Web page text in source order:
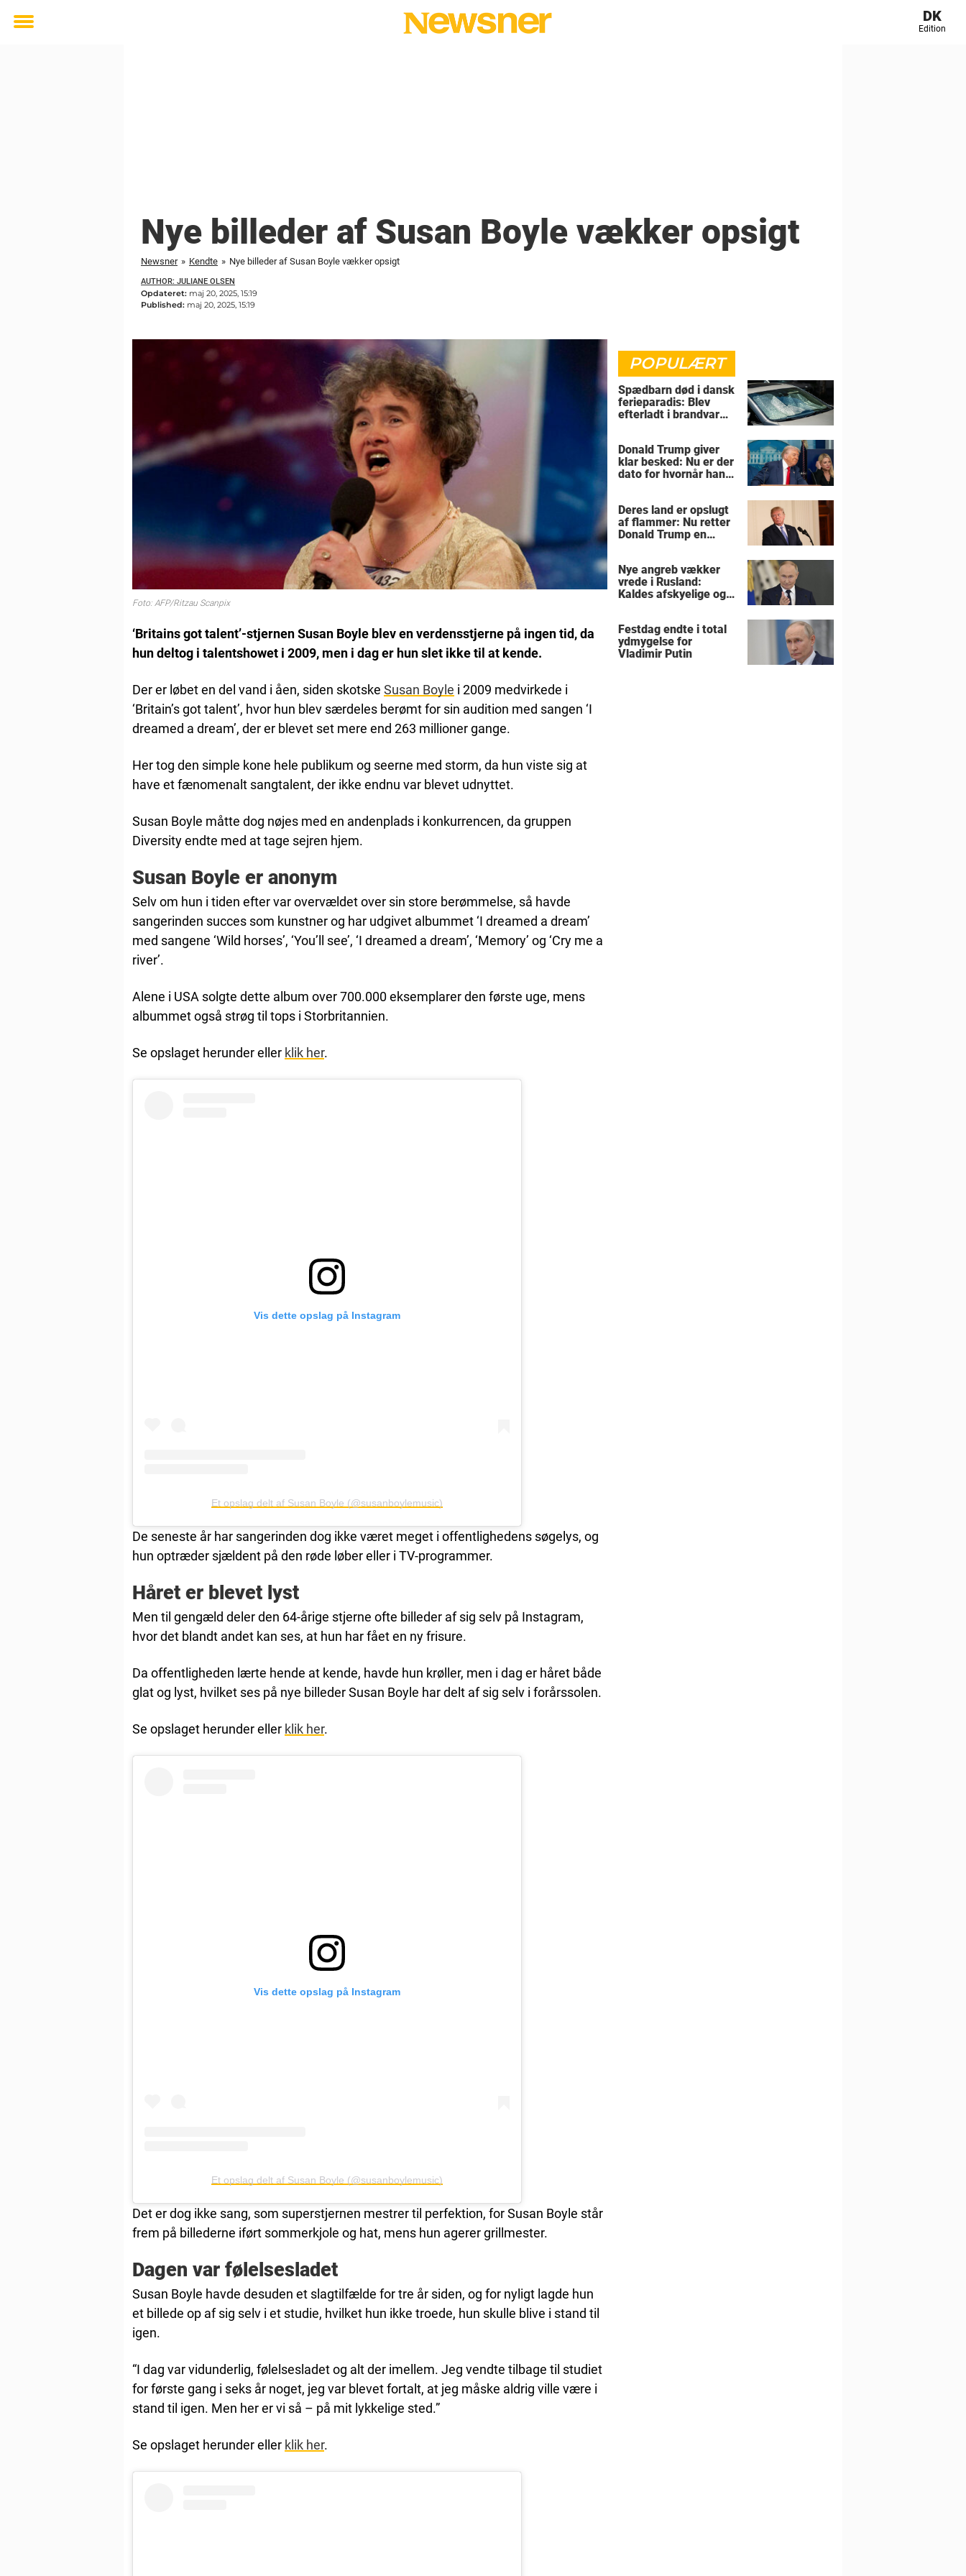
Toggle
DK
Edition
Nye billeder af Susan Boyle vækker opsigt
Newsner » Kendte » Nye billeder af Susan Boyle vækker opsigt
AUTHOR: JULIANE OLSEN
Opdateret: maj 20, 2025, 15:19
Published: maj 20, 2025, 15:19
Foto: AFP/Ritzau Scanpix
‘Britains got talent’-stjernen Susan Boyle blev en verdensstjerne på ingen tid, da
hun deltog i talentshowet i 2009, men i dag er hun slet ikke til at kende.
Der er løbet en del vand i åen, siden skotske Susan Boyle i 2009 medvirkede i
‘Britain’s got talent’, hvor hun blev særdeles berømt for sin audition med sangen ‘I
dreamed a dream’, der er blevet set mere end 263 millioner gange.
Her tog den simple kone hele publikum og seerne med storm, da hun viste sig at
have et fænomenalt sangtalent, der ikke endnu var blevet udnyttet.
Susan Boyle måtte dog nøjes med en andenplads i konkurrencen, da gruppen
Diversity endte med at tage sejren hjem.
Susan Boyle er anonym
Selv om hun i tiden efter var overvældet over sin store berømmelse, så havde
sangerinden succes som kunstner og har udgivet albummet ‘I dreamed a dream’
med sangene ‘Wild horses’, ‘You’ll see’, ‘I dreamed a dream’, ‘Memory’ og ‘Cry me a
river’.
Alene i USA solgte dette album over 700.000 eksemplarer den første uge, mens
albummet også strøg til tops i Storbritannien.
Se opslaget herunder eller klik her.
Vis dette opslag på Instagram
Et opslag delt af Susan Boyle (@susanboylemusic)
De seneste år har sangerinden dog ikke været meget i offentlighedens søgelys, og
hun optræder sjældent på den røde løber eller i TV-programmer.
Håret er blevet lyst
Men til gengæld deler den 64-årige stjerne ofte billeder af sig selv på Instagram,
hvor det blandt andet kan ses, at hun har fået en ny frisure.
Da offentligheden lærte hende at kende, havde hun krøller, men i dag er håret både
glat og lyst, hvilket ses på nye billeder Susan Boyle har delt af sig selv i forårssolen.
Se opslaget herunder eller klik her.
Vis dette opslag på Instagram
Et opslag delt af Susan Boyle (@susanboylemusic)
Det er dog ikke sang, som superstjernen mestrer til perfektion, for Susan Boyle står
frem på billederne iført sommerkjole og hat, mens hun agerer grillmester.
Dagen var følelsesladet
Susan Boyle havde desuden et slagtilfælde for tre år siden, og for nyligt lagde hun
et billede op af sig selv i et studie, hvilket hun ikke troede, hun skulle blive i stand til
igen.
“I dag var vidunderlig, følelsesladet og alt der imellem. Jeg vendte tilbage til studiet
for første gang i seks år noget, jeg var blevet fortalt, at jeg måske aldrig ville være i
stand til igen. Men her er vi så – på mit lykkelige sted.”
Se opslaget herunder eller klik her.
POPULÆRT
Spædbarn død i dansk
ferieparadis: Blev
efterladt i brandvarm
Donald Trump giver
klar besked: Nu er der
dato for hvornår han
Deres land er opslugt
af flammer: Nu retter
Donald Trump en
Nye angreb vækker
vrede i Rusland:
Kaldes afskyelige og
Festdag endte i total
ydmygelse for
Vladimir Putin